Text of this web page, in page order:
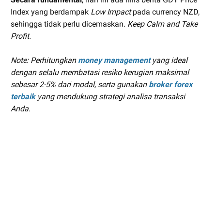
Index yang berdampak Low Impactpada currency NZD,
sehingga tidak perlu dicemaskan. Keep Calm and Take
Profit.
Note: Perhitungkan money managementyang ideal
dengan selalu membatasi resiko kerugian maksimal
sebesar 2-5% dari modal, serta gunakan broker forex
terbaikyang mendukung strategi analisa transaksi
Anda.